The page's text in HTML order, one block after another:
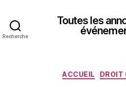
Recherche
Toutes les
ACCUEIL DROIT